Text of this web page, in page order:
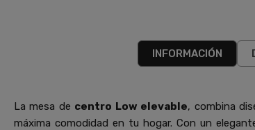
INFORMACIÓN
La mesa de centro Low elevable, combina
máxima comodidad en tu hogar. Con un